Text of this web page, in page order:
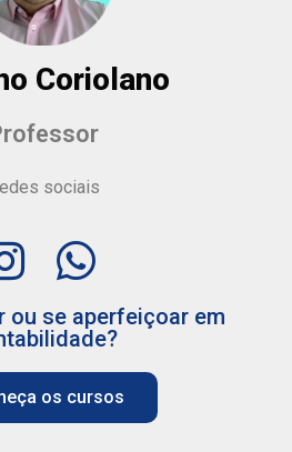
Coriolano
sociais
ou se aperfeiçoar em
os cursos